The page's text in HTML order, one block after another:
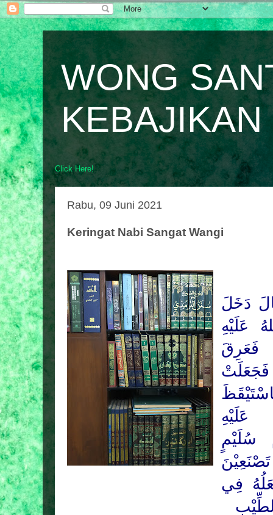
WONG
KEBAJIKAN
Click Here!
Rabu, 09 Juni 2021
Keringat Nabi Sangat Wangi
دَخَلَ
عَلَيْهِ
فَعَرِقَ
فَجَعَلَتْ
عَلَيْهِ
سُلَيْمٍ
فِي